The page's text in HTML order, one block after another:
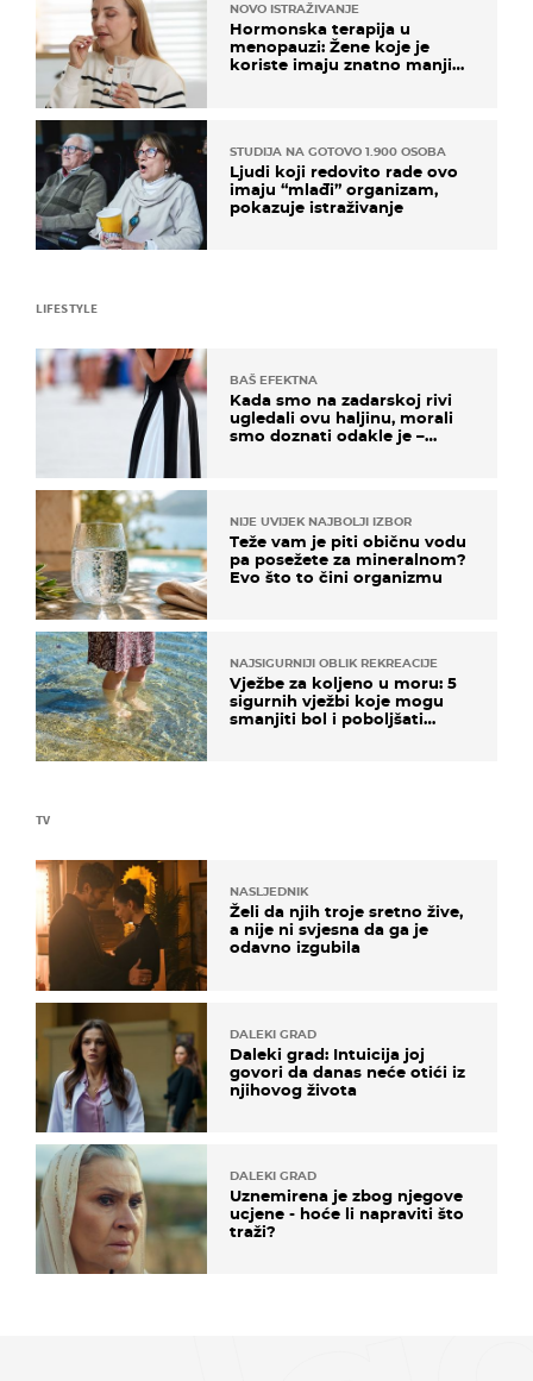
NOVO ISTRAŽIVANJE
Hormonska terapija u
menopauzi: Žene koje je
koriste imaju znatno manji
STUDIJA NA GOTOVO 1.900 OSOBA
Ljudi koji redovito rade ovo
imaju “mlađi” organizam,
pokazuje istraživanje
TV
NASLJEDNIK
Želi da njih troje sretno žive,
a nije ni svjesna da ga je
odavno izgubila
DALEKI GRAD
Daleki grad: Intuicija joj
govori da danas neće otići iz
njihovog života
DALEKI GRAD
Uznemirena je zbog njegove
ucjene - hoće li napraviti što
traži?
LIFESTYLE
BAŠ EFEKTNA
Kada smo na zadarskoj rivi
ugledali ovu haljinu, morali
smo doznati odakle je –
NIJE UVIJEK NAJBOLJI IZBOR
Teže vam je piti običnu vodu
pa posežete za mineralnom?
Evo što to čini organizmu
NAJSIGURNIJI OBLIK REKREACIJE
Vježbe za koljeno u moru: 5
sigurnih vježbi koje mogu
smanjiti bol i poboljšati